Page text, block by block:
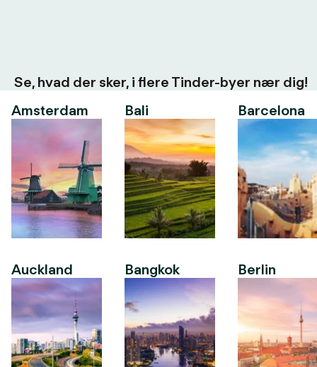
Se, hvad der sker, i flere Tinder-byer nær dig!
Amsterdam
Auckland
Bali
Bangkok
Barcelona
Berlin